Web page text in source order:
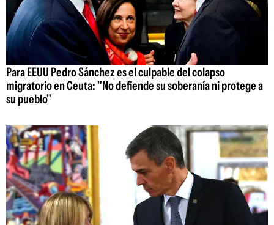
Para EEUU Pedro Sánchez es el culpable del colapso
migratorio en Ceuta: "No defiende su soberanía ni protege a
su pueblo"